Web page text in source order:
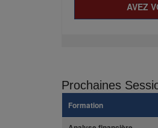
AVEZ
Prochaines
Formation